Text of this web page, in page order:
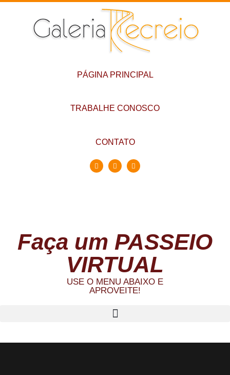
PÁGINA PRINCIPAL
TRABALHE CONOSCO
CONTATO
Faça um PASSEIO
VIRTUAL
USE O MENU ABAIXO E
APROVEITE!